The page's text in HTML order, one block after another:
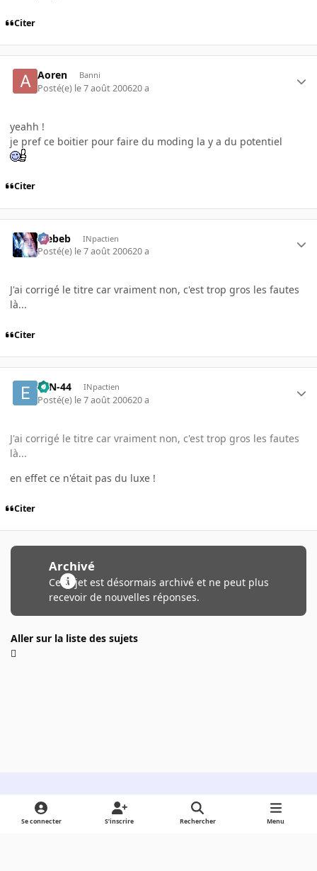
Citer
Aoren Banni
Posté(e) le 7 août 200620 a
yeahh !
je pref ce boitier pour faire du moding la y a du potentiel
Citer
Trebeb INpactien
Posté(e) le 7 août 200620 a
J'ai corrigé le titre car vraiment non, c'est trop gros les fautes
là...
Citer
ETN-44 INpactien
Posté(e) le 7 août 200620 a
J'ai corrigé le titre car vraiment non, c'est trop gros les fautes
là...
en effet ce n'était pas du luxe !
Citer
Archivé
Ce sujet est désormais archivé et ne peut plus
recevoir de nouvelles réponses.
Aller sur la liste des sujets
Light ModeDark ModeSystem Preference
Se connecter S’inscrire Rechercher Menu